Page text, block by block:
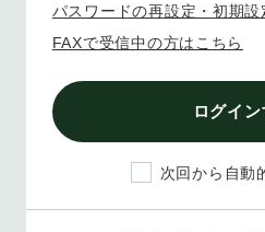
パスワードの再設定・初期設
FAXで受信中の方はこちら
ログイン
次回から自動